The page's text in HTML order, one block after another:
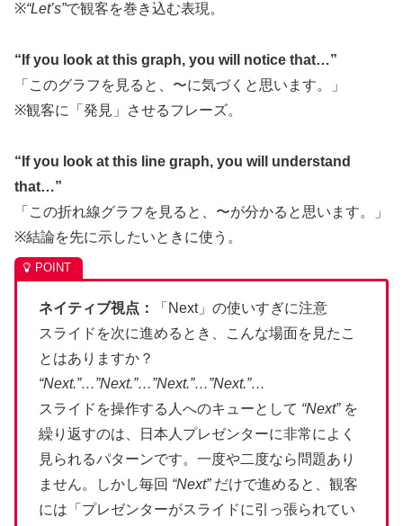
※“Let’s”で観客を巻き込む表現。
“If you look at this graph, you will notice that…”
「このグラフを見ると、〜に気づくと思います。」
※観客に「発見」させるフレーズ。
“If you look at this line graph, you will understand
that…”
「この折れ線グラフを見ると、〜が分かると思います。」
※結論を先に示したいときに使う。
ネイティブ視点：
「Next」の使いすぎに注意
スライドを次に進めるとき、こんな場面を見たこ
とはありますか？
“Next.”…”Next.”…”Next.”…”Next.”…
スライドを操作する人へのキューとして “Next”を
繰り返すのは、日本人プレゼンターに非常によく
見られるパターンです。一度や二度なら問題あり
ません。しかし毎回 “Next”だけで進めると、観客
には「プレゼンターがスライドに引っ張られてい